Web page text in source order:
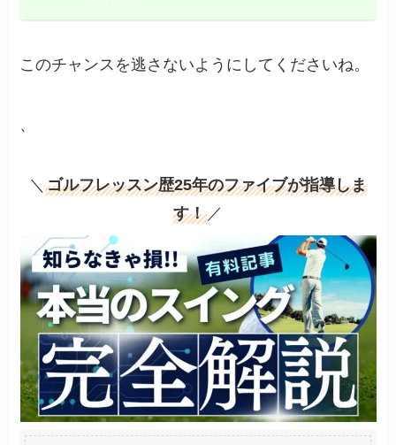
このチャンスを逃さないようにしてくださいね。
、
＼ ゴルフレッスン歴25年のファイブが指導しま
す！ ／